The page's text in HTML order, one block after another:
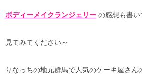
ボディーメイクランジェリー の感想も書
見てみてください～
りなっちの地元群馬で人気のケーキ屋さん